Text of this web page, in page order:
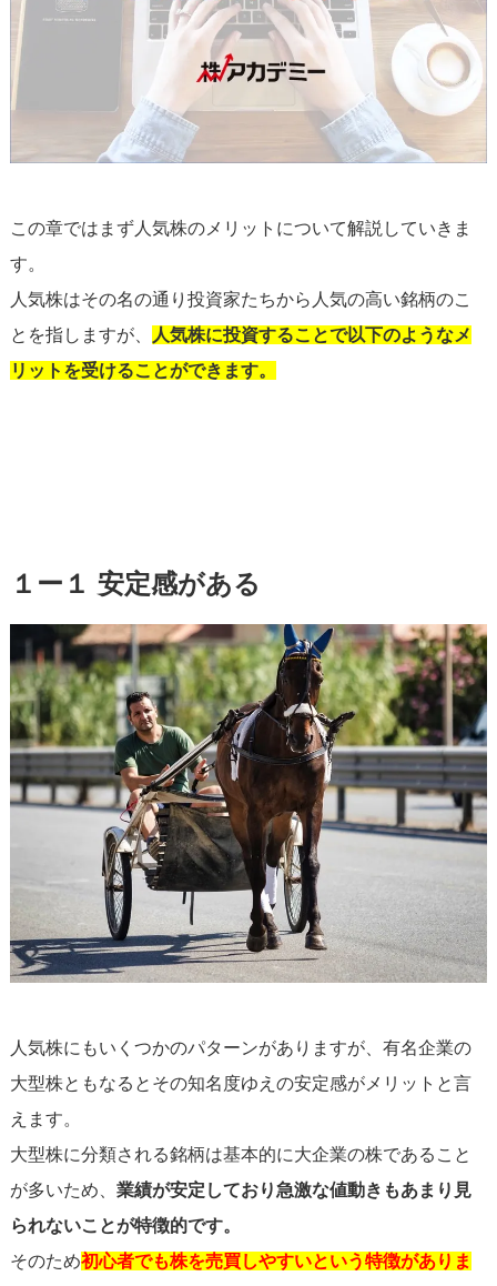
この章ではまず人気株のメリットについて解説していきま
す。
人気株はその名の通り投資家たちから人気の高い銘柄のこ
とを指しますが、
人気株に投資することで以下のようなメ
リットを受けることができます。
１ー１ 安定感がある
人気株にもいくつかのパターンがありますが、有名企業の
大型株ともなるとその知名度ゆえの安定感がメリットと言
えます。
大型株に分類される銘柄は基本的に大企業の株であること
が多いため、 業績が安定しており急激な値動きもあまり見
られないことが特徴的です。
そのため初心者でも株を売買しやすいという特徴がありま